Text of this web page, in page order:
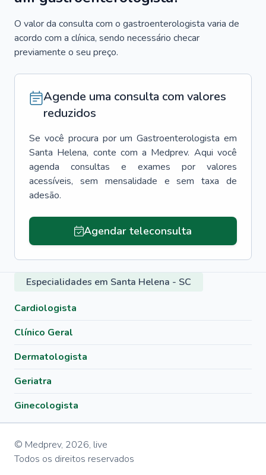
O valor da consulta com o gastroenterologista varia de
acordo com a clínica, sendo necessário checar
previamente o seu preço.
Agende uma consulta com valores
reduzidos
Se você procura por um Gastroenterologista em
Santa Helena, conte com a Medprev. Aqui você
agenda consultas e exames por valores
acessíveis, sem mensalidade e sem taxa de
adesão.
Agendar teleconsulta
Especialidades em Santa Helena - SC
Cardiologista
Clínico Geral
Dermatologista
Geriatra
Ginecologista
© Medprev, 2026, live
Todos os direitos reservados